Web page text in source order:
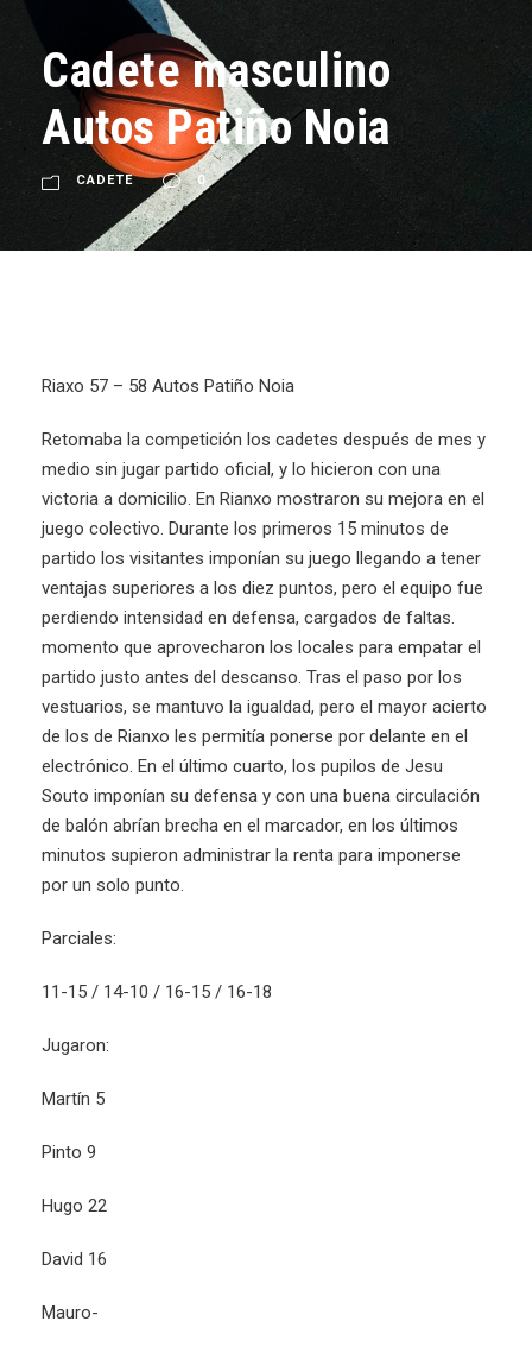
Cadete masculino
Autos Patiño Noia
CADETE 0
Riaxo 57 – 58 Autos Patiño Noia
Retomaba la competición los cadetes después de mes y
medio sin jugar partido oficial, y lo hicieron con una
victoria a domicilio. En Rianxo mostraron su mejora en el
juego colectivo. Durante los primeros 15 minutos de
partido los visitantes imponían su juego llegando a tener
ventajas superiores a los diez puntos, pero el equipo fue
perdiendo intensidad en defensa, cargados de faltas.
momento que aprovecharon los locales para empatar el
partido justo antes del descanso. Tras el paso por los
vestuarios, se mantuvo la igualdad, pero el mayor acierto
de los de Rianxo les permitía ponerse por delante en el
electrónico. En el último cuarto, los pupilos de Jesu
Souto imponían su defensa y con una buena circulación
de balón abrían brecha en el marcador, en los últimos
minutos supieron administrar la renta para imponerse
por un solo punto.
Parciales:
11-15 / 14-10 / 16-15 / 16-18
Jugaron:
Martín 5
Pinto 9
Hugo 22
David 16
Mauro-